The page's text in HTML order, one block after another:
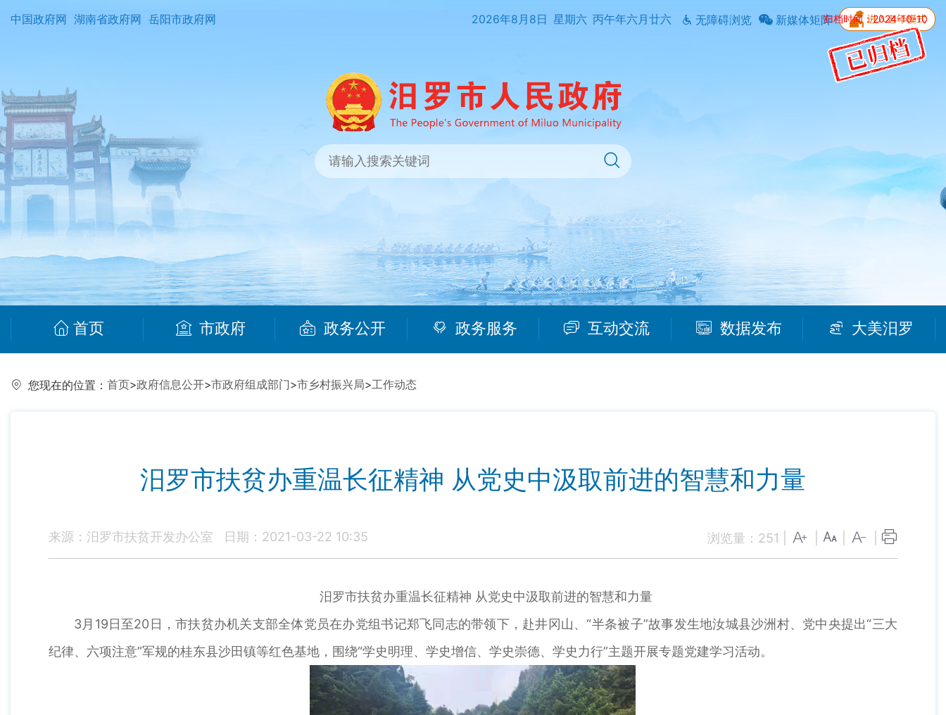
归档时间：2024-10-10
中国政府网 湖南省政府网 岳阳市政府网 2026年8月8日 星期六 丙午年六月廿六 无障碍浏览 新媒体矩阵
首页 市政府 政务公开 政务服务 互动交流 数据发布 大美汨罗
您现在的位置： 首页>政府信息公开>市政府组成部门>市乡村振兴局>工作动态
汨罗市扶贫办重温长征精神 从党史中汲取前进的智慧和力量
来源：汨罗市扶贫开发办公室 日期：2021-03-22 10:35 浏览量： 251
汨罗市扶贫办重温长征精神 从党史中汲取前进的智慧和力量
3月19日至20日，市扶贫办机关支部全体党员在办党组书记郑飞同志的带领下，赴井冈山、“半条被子”故事发生地汝城县沙洲村、党中央提出“三大
纪律、六项注意”军规的桂东县沙田镇等红色基地，围绕“学史明理、学史增信、学史崇德、学史力行”主题开展专题党建学习活动。